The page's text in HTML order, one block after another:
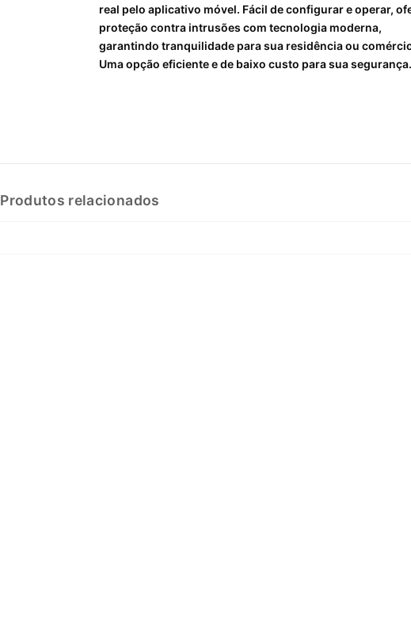
real pelo aplicativo móvel. Fácil de configurar e operar,
proteção contra intrusões com tecnologia moderna,
garantindo tranquilidade para sua residência ou
Uma opção eficiente e de baixo custo para sua segurança.
Produtos relacionados